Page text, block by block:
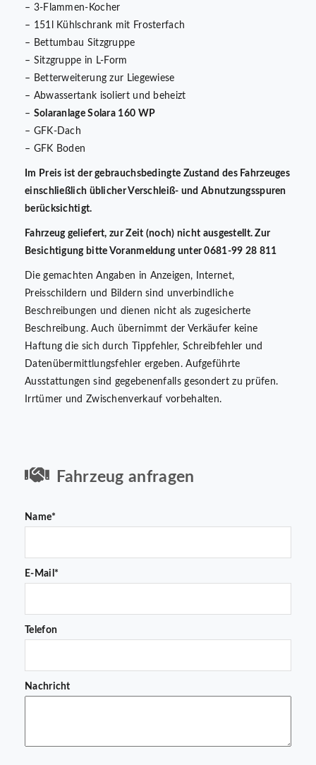
– 3-Flammen-Kocher
– 151l Kühlschrank mit Frosterfach
– Bettumbau Sitzgruppe
– Sitzgruppe in L-Form
– Betterweiterung zur Liegewiese
– Abwassertank isoliert und beheizt
– Solaranlage Solara 160 WP
– GFK-Dach
– GFK Boden
Im Preis ist der gebrauchsbedingte Zustand des Fahrzeuges
einschließlich üblicher Verschleiß- und Abnutzungsspuren
berücksichtigt.
Fahrzeug geliefert, zur Zeit (noch) nicht ausgestellt. Zur
Besichtigung bitte Voranmeldung unter 0681-99 28 811
Die gemachten Angaben in Anzeigen, Internet,
Preisschildern und Bildern sind unverbindliche
Beschreibungen und dienen nicht als zugesicherte
Beschreibung. Auch übernimmt der Verkäufer keine
Haftung die sich durch Tippfehler, Schreibfehler und
Datenübermittlungsfehler ergeben. Aufgeführte
Ausstattungen sind gegebenenfalls gesondert zu prüfen.
Irrtümer und Zwischenverkauf vorbehalten.
Fahrzeug anfragen
Name*
E-Mail*
Telefon
Nachricht